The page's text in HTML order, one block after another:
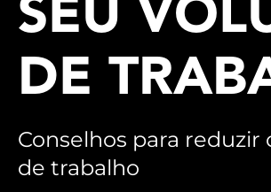
SEU
DE
Conselhos para reduzir
de trabalho